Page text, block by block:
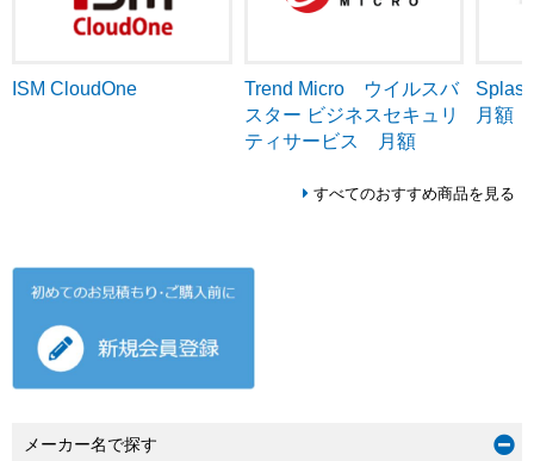
ISM CloudOne
Trend Micro ウイルスバ
スター ビジネスセキュリ
ティサービス 月額
月額
すべてのおすすめ商品を見る
メーカー名で探す